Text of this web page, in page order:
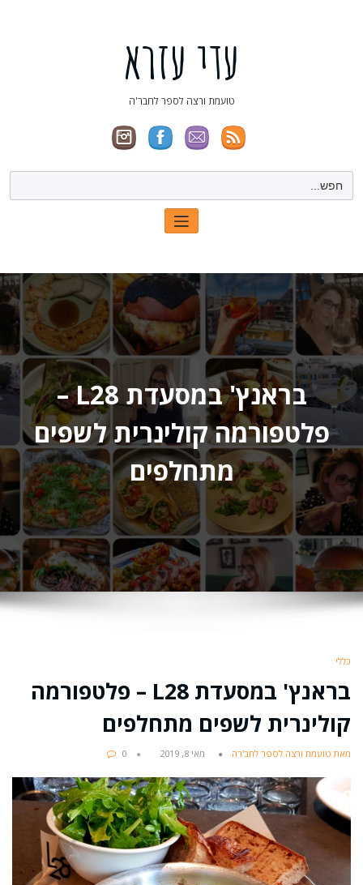
עדי עזרא
טועמת ורצה לספר לחבר'ה
Search
for:
בראנץ' במסעדת L28 –
פלטפורמה קולינרית לשפים
מתחלפים
כללי
בראנץ' במסעדת L28 – פלטפורמה
קולינרית לשפים מתחלפים
מאת טועמת ורצה לספר לחב'רה מאי 8, 2019 0